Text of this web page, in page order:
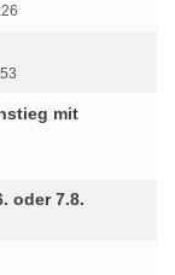
mit
oder 7.8.